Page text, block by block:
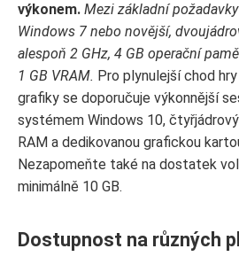
výkonem. Mezi základní
Windows 7 nebo novější,
alespoň 2 GHz, 4 GB operační
1 GB VRAM. Pro plynulejší chod
grafiky se doporučuje výkonnější
systémem Windows 10,
RAM a dedikovanou grafickou
Nezapomeňte také na dostatek
minimálně 10 GB.
Dostupnost na různých